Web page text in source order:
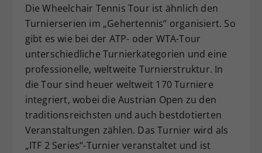
Die Wheelchair Tennis Tour ist ähnlich den
Turnierserien im „Gehertennis“ organisiert. So
gibt es wie bei der ATP- oder WTA-Tour
unterschiedliche Turnierkategorien und eine
professionelle, weltweite Turnierstruktur. In
die Tour sind heuer weltweit 170 Turniere
integriert, wobei die Austrian Open zu den
traditionsreichsten und auch bestdotierten
Veranstaltungen zählen. Das Turnier wird als
„ITF 2 Series“-Turnier veranstaltet und ist